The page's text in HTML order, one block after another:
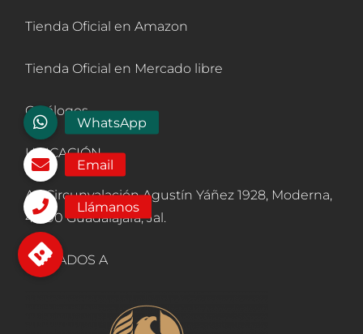
Tienda Oficial en Amazon
Tienda Oficial en Mercado libre
Catálogos
UBICACIÓN
Av. Circunvalación Agustín Yáñez 1928, Moderna,
44190 Guadalajara, Jal.
AFILIADOS A